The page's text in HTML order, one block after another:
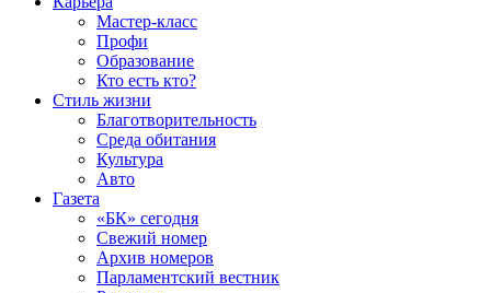
Мастер-класс
Профи
Образование
Кто есть кто?
Стиль жизни
Благотворительность
Среда обитания
Культура
Авто
Газета
«БК» сегодня
Свежий номер
Архив номеров
Парламентский вестник